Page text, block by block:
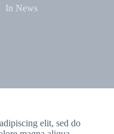
In News
elit, sed do